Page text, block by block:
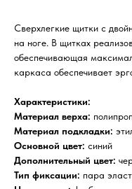
Сверхлегкие щитки с
на ноге. В щитках
обеспечивающая
каркаса обеспечивает
Характеристики:
Материал верха:
Материал подкладки:
Основной цвет: синий
Дополнительный цвет:
Тип фиксации: пара